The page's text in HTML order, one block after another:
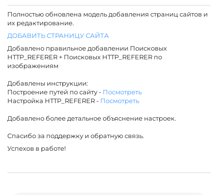
Полностью обновлена модель добавления страниц сайтов и
их редактирование.
ДОБАВИТЬ СТРАНИЦУ САЙТА
Добавлено правильное добавлении Поисковых
HTTP_REFERER + Поисковых HTTP_REFERER по
изображениям
Добавлены инструкции:
Построение путей по сайту - Посмотреть
Настройка HTTP_REFERER - Посмотреть
Добавлено более детальное объяснение настроек.
Спасибо за поддержку и обратную связь.
Успехов в работе!